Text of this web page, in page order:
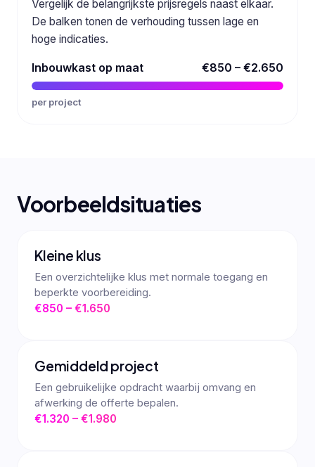
Vergelijk de belangrijkste prijsregels naast elkaar.
De balken tonen de verhouding tussen lage en
hoge indicaties.
Inbouwkast op maat €850 – €2.650
per project
Voorbeeldsituaties
Kleine klus
Een overzichtelijke klus met normale toegang en
beperkte voorbereiding.
€850 – €1.650
Gemiddeld project
Een gebruikelijke opdracht waarbij omvang en
afwerking de offerte bepalen.
€1.320 – €1.980